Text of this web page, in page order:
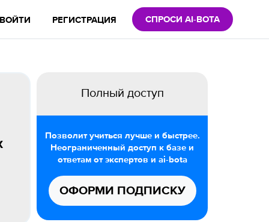
ВОЙТИ РЕГИСТРАЦИЯ СПРОСИ AI-BOTA
Полный доступ
Позволит учиться лучше и быстрее.
Неограниченный доступ к базе и
ответам от экспертов и ai-bota
ОФОРМИ ПОДПИСКУ